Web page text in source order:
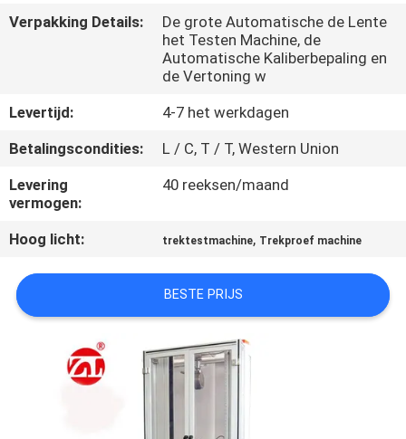
CONTACTEER
NIEUWS
VERZOEK
OM EEN
VR
SHOW
SITEMAP
Verpakking Details:
De grote Automatische de Lente
het Testen Machine, de
Automatische Kaliberbepaling en
de Vertoning w
Levertijd:
4-7 het werkdagen
Betalingscondities:
L / C, T / T, Western Union
Levering
vermogen:
40 reeksen/maand
Hoog licht: trektestmachine, Trekproef machine
BESTE PRIJS